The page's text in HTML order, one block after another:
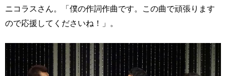
ニコラスさん。「僕の作詞作曲です。この曲で頑張ります
ので応援してくださいね！」。